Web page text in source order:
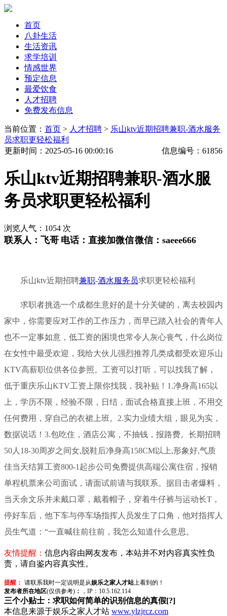
首页
八卦生活
生活资讯
求学培训
情感世界
预定信息
最爱饮食
人才招聘
免费发布信息
当前位置： 首页 > 人才招聘 > 乐山ktv近期招聘兼职-酒水服务
员求职更轻松福利
更新时间 ：2025-05-16 00:00:16 信息编号： 61856
乐山ktv近期招聘兼职-酒水服
务员求职更轻松福利
浏览人气： 1054 次
联系人： 飞哥 电话： 直接加微信微信： saeee666
乐山ktv近期招聘兼职-酒水服务员求职更轻松福利
求职者挑选一个成都生意好的是十分关键的，离去校园内
家中，你需要应对工作的工作压力，而早已踏入社会的青年人
也不一定事如意，低工资的困境也常令人灰心丧气，什么岗位
在女性中最受欢迎，我给大伙儿强烈推荐几类成都受欢迎乐山
KTV高薪职位供各位参照。工资可以打听，可以找我了解，
低于重庆乐山KTV工资上限你找我，我补贴！1.净身高165以
上，学历不限，经验不限，日结，面试合格直接上班，不用交
任何费用，穿自己的衣裙上班。2.实力业绩大组，眼见为实，
数据说话！3.包吃住，酒店公寓，不抽钱，报路费。长期招聘
50人18-30周岁之间女,脱鞋后净身高158CM以上,形象好,气质
佳当天结算工资800-1起步公司免费提供高端公寓住宿，报销
单程机票来公司面试，请面试前请与我联系。据目击者爆料，
当天余文乐并未戴口罩，戴着帽子，穿着牛仔裤与运动长T，
停好车后，他下车与停车场指挥人员发生了口角，他对指挥人
员生气道：“一直喊往前往前，我怎么知道什么意思。
友情提醒： 信息内容由网友发布，本站并不对内容真实性负
责，请自鉴内容真实性。
提醒： 请联系我时一定说明是从娱乐之家人才站上看到的！
发布者所在地区(仅供参考) ： ，IP：10.5.162.114
三个小贴士：求职如何简单的识别信息的真假[?]
本信息来源于娱乐之家人才站 www.ylzjrcz.com